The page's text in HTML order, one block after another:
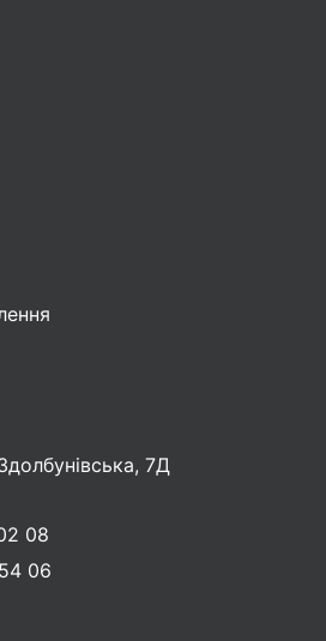
7Д
08
06